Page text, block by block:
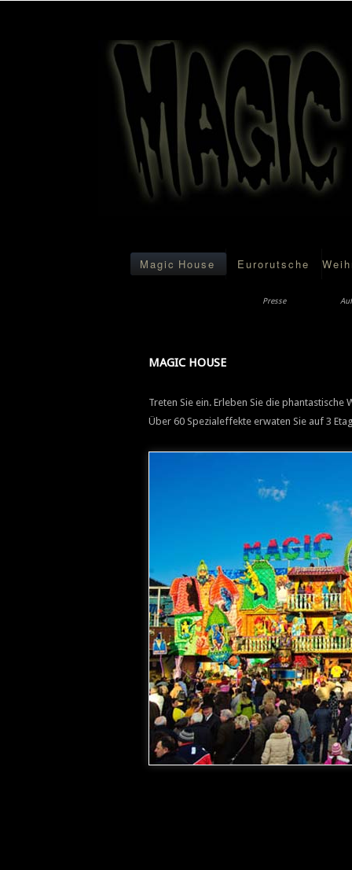
Magic House Eurorutsche
Presse
MAGIC HOUSE
Treten Sie ein. Erleben Sie die
Über 60 Spezialeffekte erwaten Sie auf 3